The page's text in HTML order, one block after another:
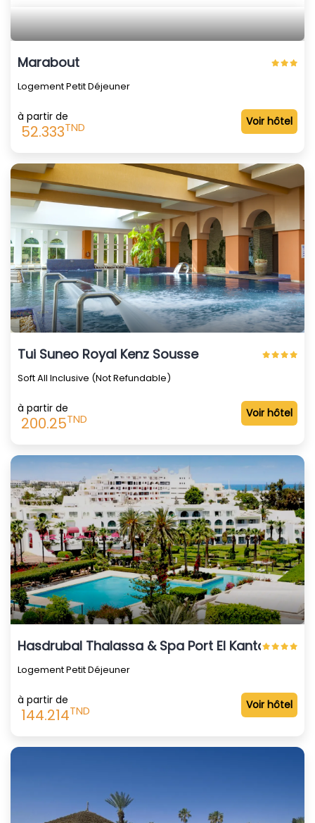
Marabout
Logement Petit Déjeuner
à partir de
52.333TND Voir hôtel
Tui Suneo Royal Kenz Sousse
Soft All Inclusive (Not Refundable)
à partir de
200.25TND Voir hôtel
Hasdrubal Thalassa & Spa Port El Kantaoui
Logement Petit Déjeuner
à partir de
144.214TND Voir hôtel